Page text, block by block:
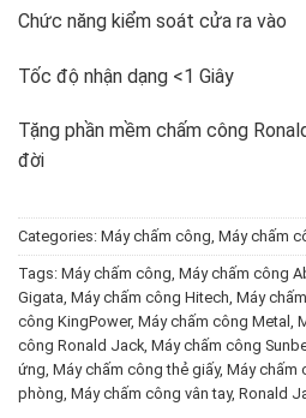
Chức năng kiểm soát cửa ra vào
Tốc độ nhận dạng <1 Giây
Tặng phần mềm chấm công
đời
Categories: Máy chấm công, Máy chấm
Tags: Máy chấm công, Máy chấm công
Gigata, Máy chấm công Hitech, Máy
công KingPower, Máy chấm công Metal ,
công Ronald Jack, Máy chấm công
ứng, Máy chấm công thẻ giấy, Máy chấm
phòng, Máy chấm công vân tay, Ronald